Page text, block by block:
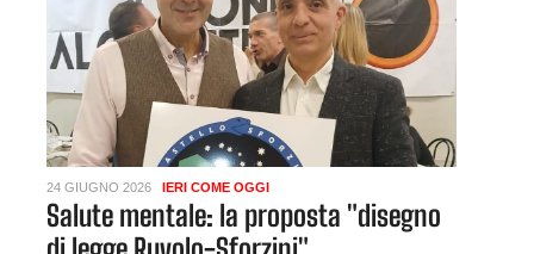
24 GIUGNO 2026 IERI COME OGGI
Salute mentale: la proposta "disegno